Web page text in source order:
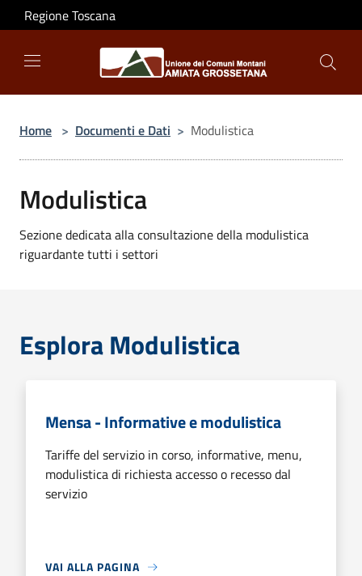
Salta al contenuto principale
Regione Toscana
Home > Documenti e Dati > Modulistica
Modulistica
Sezione dedicata alla consultazione della modulistica
riguardante tutti i settori
Esplora Modulistica
Mensa - Informative e modulistica
Tariffe del servizio in corso, informative, menu,
modulistica di richiesta accesso o recesso dal
servizio
VAI ALLA PAGINA